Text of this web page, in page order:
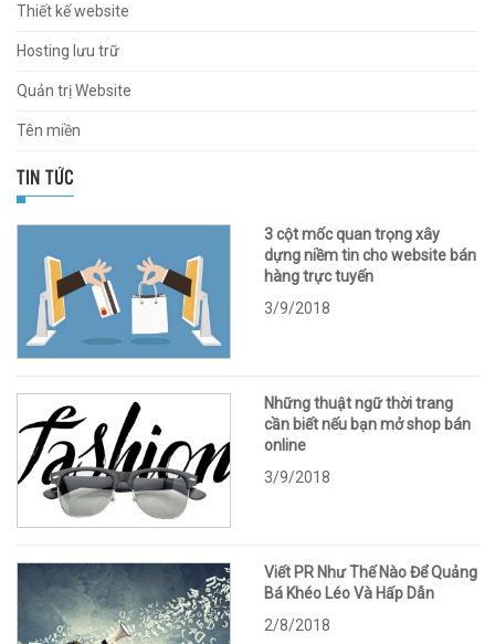
Thiết kế website
Hosting lưu trữ
Quản trị Website
Tên miền
TIN TỨC
3 cột mốc quan trọng xây
dựng niềm tin cho website bán
hàng trực tuyến
3/9/2018
Những thuật ngữ thời trang
cần biết nếu bạn mở shop bán
online
3/9/2018
Viết PR Như Thế Nào Để Quảng
Bá Khéo Léo Và Hấp Dẫn
2/8/2018